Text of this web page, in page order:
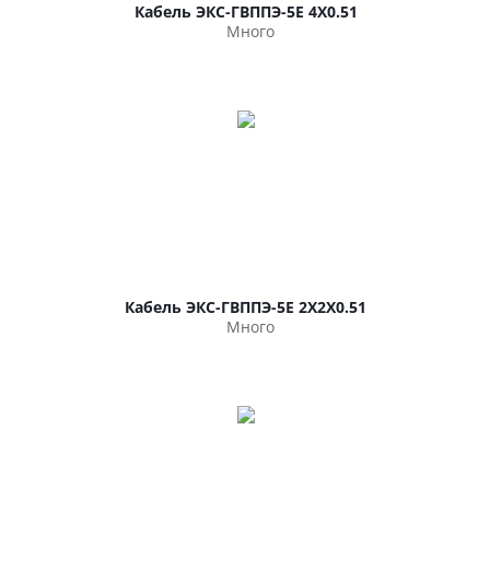
Кабель ЭКС-ГВППЭ-5Е 4Х0.51
Много
Кабель ЭКС-ГВППЭ-5Е 2Х2Х0.51
Много